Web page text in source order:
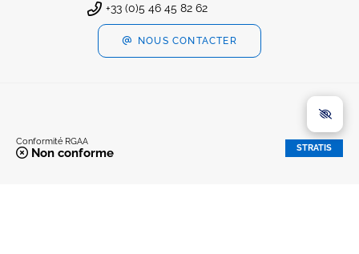
+33 (0)5 46 45 82 62
NOUS CONTACTER
Conformité RGAA
Non conforme STRATIS